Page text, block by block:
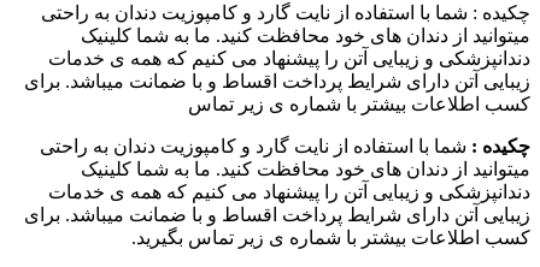
چکیده : شما با استفاده از نایت گارد و کامپوزیت دندان به راحتی
میتوانید از دندان های خود محافظت کنید. ما به شما کلینیک
دندانپزشکی و زیبایی آتن را پیشنهاد می کنیم که همه ی خدمات
زیبایی آتن دارای شرایط پرداخت اقساط و با ضمانت میباشد. برای
کسب اطلاعات بیشتر با شماره ی زیر تماس
چکیده : شما با استفاده از نایت گارد و کامپوزیت دندان به راحتی
میتوانید از دندان های خود محافظت کنید. ما به شما کلینیک
دندانپزشکی و زیبایی آتن را پیشنهاد می کنیم که همه ی خدمات
زیبایی آتن دارای شرایط پرداخت اقساط و با ضمانت میباشد. برای
کسب اطلاعات بیشتر با شماره ی زیر تماس بگیرید.